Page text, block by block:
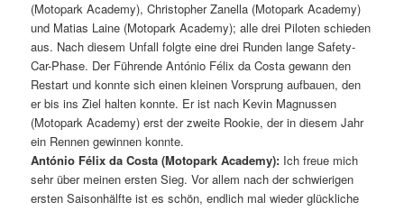
(Motopark Academy), Christopher Zanella (Motopark Academy)
und Matias Laine (Motopark Academy); alle drei Piloten schieden
aus. Nach diesem Unfall folgte eine drei Runden lange Safety-
Car-Phase. Der Führende António Félix da Costa gewann den
Restart und konnte sich einen kleinen Vorsprung aufbauen, den
er bis ins Ziel halten konnte. Er ist nach Kevin Magnussen
(Motopark Academy) erst der zweite Rookie, der in diesem Jahr
ein Rennen gewinnen konnte.
António Félix da Costa (Motopark Academy): Ich freue mich
sehr über meinen ersten Sieg. Vor allem nach der schwierigen
ersten Saisonhälfte ist es schön, endlich mal wieder glückliche